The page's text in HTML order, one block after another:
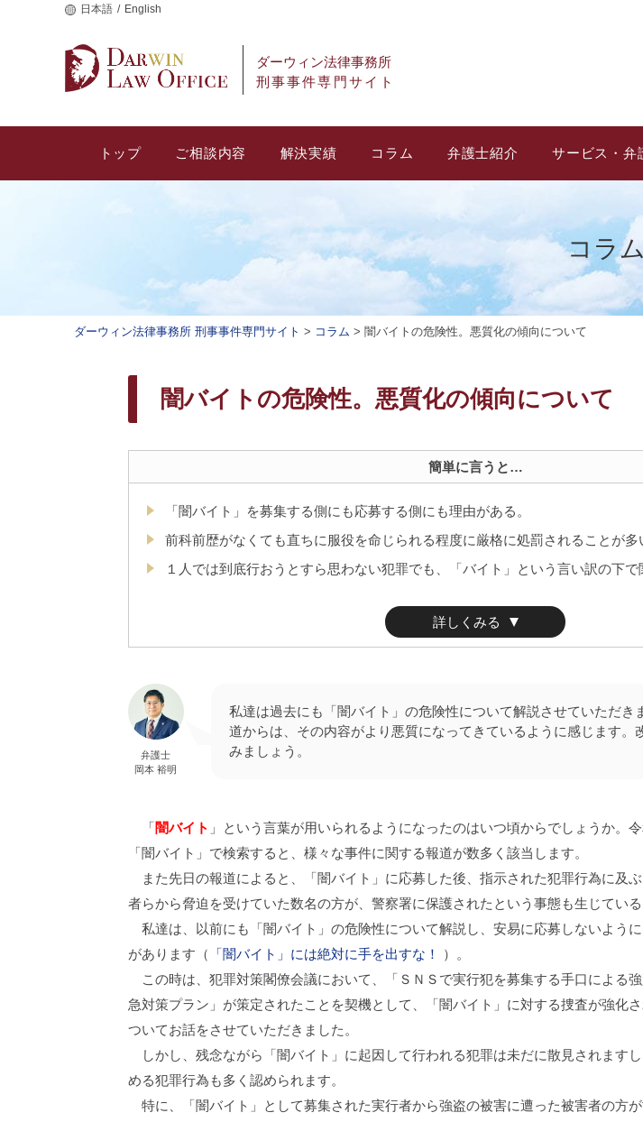
日本語 English
ダーウィン法律事務所
刑事事件専門サイト
トップ ご相談内容 解決実績 コラム 弁護士紹介 サービス・弁
コラ
ダーウィン法律事務所 刑事事件専門サイト > コラム > 闇バイトの危険性。悪質化の傾向について
闇バイトの危険性。悪質化の傾向について
簡単に言うと…
「闇バイト」を募集する側にも応募する側にも理由がある。
前科前歴がなくても直ちに服役を命じられる程度に厳格に処罰されることが多
１人では到底行おうとすら思わない犯罪でも、「バイト」という言い訳の下で
詳しくみる
弁護士
岡本 裕明
私達は過去にも「闇バイト」の危険性について解説させていただき
道からは、その内容がより悪質になってきているように感じます。
みましょう。
「闇バイト 」という言葉が用いられるようになったのはいつ頃からでしょうか。
「闇バイト」で検索すると、様々な事件に関する報道が数多く該当します。
また先日の報道によると、「闇バイト」に応募した後、指示された犯罪行為に及
者らから脅迫を受けていた数名の方が、警察署に保護されたという事態も生じている
私達は、以前にも「闇バイト」の危険性について解説し、安易に応募しないよう
があります（
「闇バイト」には絶対に手を出すな！
）。
この時は、犯罪対策閣僚会議において、「ＳＮＳで実行犯を募集する手口による
急対策プラン」が策定されたことを契機として、「闇バイト」に対する捜査が強化
ついてお話をさせていただきました。
しかし、残念ながら「闇バイト」に起因して行われる犯罪は未だに散見されます
める犯罪行為も多く認められます。
特に、「闇バイト」として募集された実行者から強盗の被害に遭った被害者の方